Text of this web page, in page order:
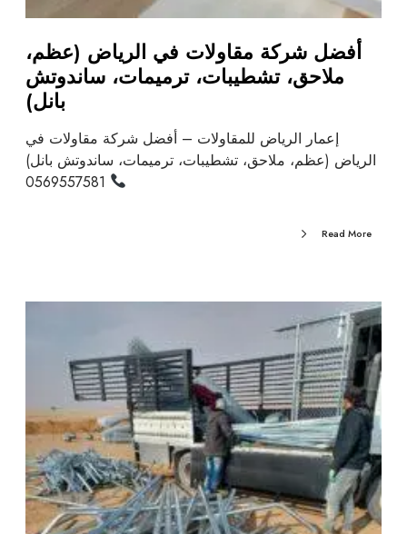
أفضل شركة مقاولات في الرياض (عظم،
ملاحق، تشطيبات، ترميمات، ساندوتش
بانل)
إعمار الرياض للمقاولات – أفضل شركة مقاولات في
الرياض (عظم، ملاحق، تشطيبات، ترميمات، ساندوتش بانل)
Read More